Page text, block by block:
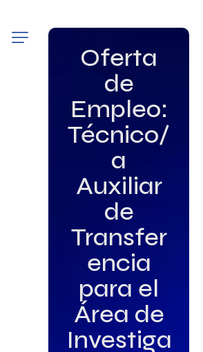
Oferta
de
Empleo:
Técnico/
a
Auxiliar
de
Transfer
encia
para el
Área de
Investiga
SOMOS
DE INTERÉS